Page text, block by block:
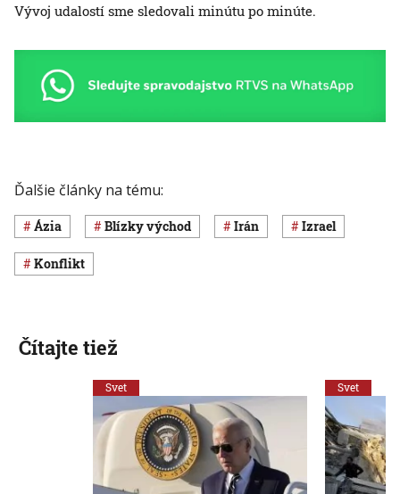
Vývoj udalostí sme sledovali minútu po minúte.
Ďalšie články na tému:
Ázia Blízky východ Irán Izrael
konflikt
Čítajte tiež
Svet Svet